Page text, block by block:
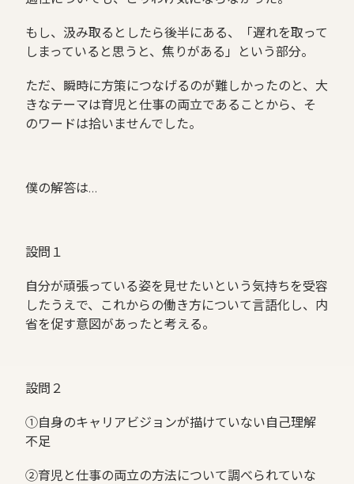
もし、汲み取るとしたら後半にある、「遅れを取って
しまっていると思うと、焦りがある」という部分。
ただ、瞬時に方策につなげるのが難しかったのと、大
きなテーマは育児と仕事の両立であることから、そ
のワードは拾いませんでした。
僕の解答は…
設問１
自分が頑張っている姿を見せたいという気持ちを受容
したうえで、これからの働き方について言語化し、内
省を促す意図があったと考える。
設問２
①自身のキャリアビジョンが描けていない自己理解
不足
②育児と仕事の両立の方法について調べられていな